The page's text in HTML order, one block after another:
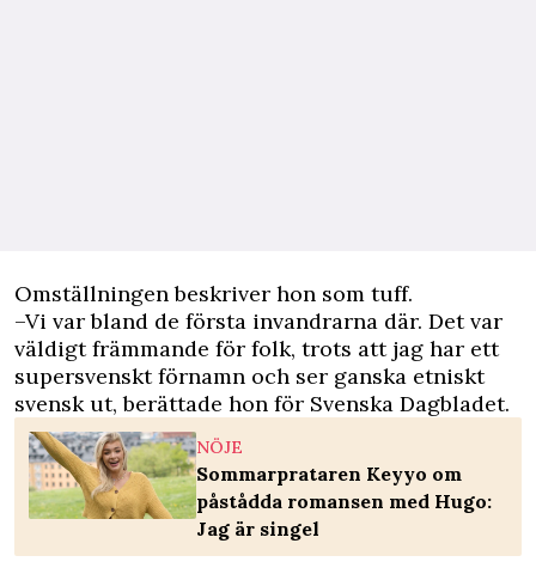
Omställningen beskriver hon som tuff.
–Vi var bland de första invandrarna där. Det var
väldigt främmande för folk, trots att jag har ett
supersvenskt förnamn och ser ganska etniskt
svensk ut, berättade hon för Svenska Dagbladet.
NÖJE
Sommarprataren Keyyo om
påstådda romansen med Hugo:
Jag är singel